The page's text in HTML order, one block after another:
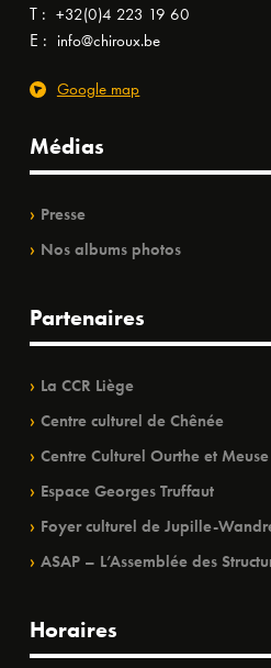
T : +32(0)4 223 19 60
E : info@chiroux.be
Google map
Médias
Presse
Nos albums photos
Partenaires
La CCR Liège
Centre culturel de Chênée
Centre Culturel Ourthe et Meuse
Espace Georges Truffaut
Foyer culturel de Jupille-
ASAP – L’Assemblée des
Horaires